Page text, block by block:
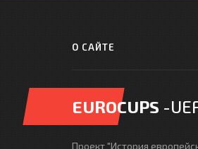
О САЙТЕ
EUROCUPS -
Проект "История